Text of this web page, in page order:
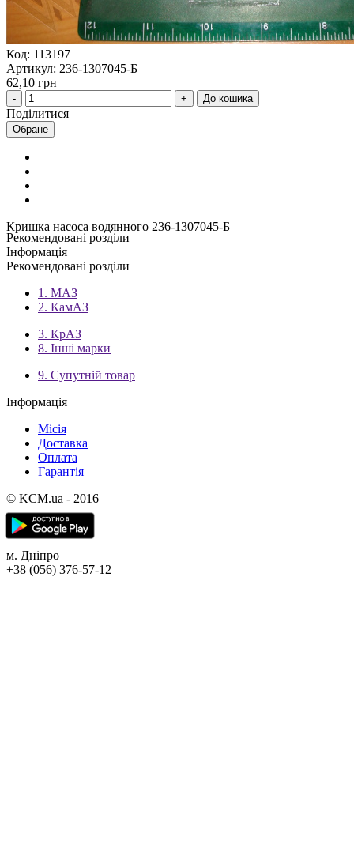
Код: 113197
Артикул: 236-1307045-Б
62,10 грн
До кошика
Поділитися
Обране
Кришка насоса водянного 236-1307045-Б
Рекомендовані розділи
Інформація
Рекомендовані розділи
1. МАЗ
2. КамАЗ
3. КрАЗ
8. Інші марки
9. Супутній товар
Інформація
Місія
Доставка
Оплата
Гарантія
© KCM.ua - 2016
м. Дніпро
+38 (056) 376-57-12